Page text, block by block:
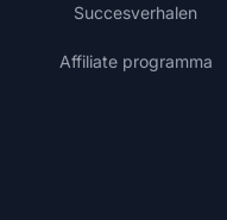
Succesverhalen
Affiliate programma